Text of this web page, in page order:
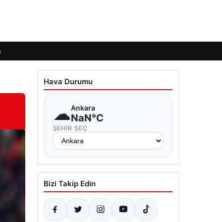
Hava Durumu
☁Ankara
NaN°C
ŞEHIR SEÇ
Bizi Takip Edin